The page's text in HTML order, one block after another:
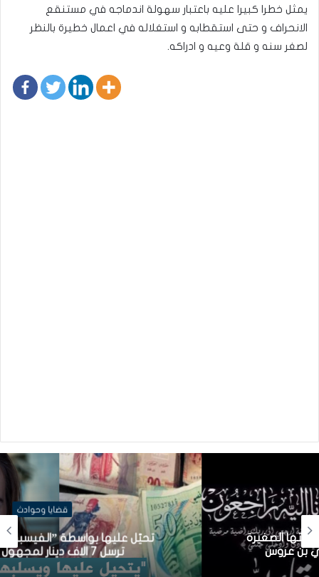
يمثل خطرا كبيرا عليه باعتبار سهولة اندماجه في مستنقع
الانحراف و حتى استقطابه و استغلاله في اعمال خطيرة بالنظر
لصغر سنه و قلة وعيه و ادراكه.
قضايا وحوادث
تحيّل عليها بواسطة ”الفيسبوك”..امراة تونسية